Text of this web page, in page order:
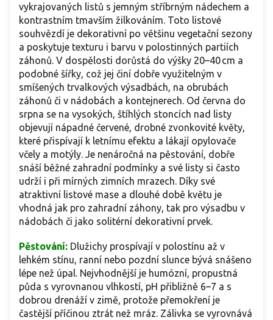
vykrajovaných listů s jemným stříbrným nádechem a
kontrastním tmavším žilkováním. Toto listové
souhvězdí je dekorativní po většinu vegetační sezony
a poskytuje texturu i barvu v polostinných partiích
záhonů. V dospělosti dorůstá do výšky 20–40 cm a
podobné šířky, což jej činí dobře využitelným v
smíšených trvalkových výsadbách, na obrubách
záhonů či v nádobách a kontejnerech. Od června do
srpna se na vysokých, štíhlých stoncích nad listy
objevují nápadné červené, drobné zvonkovité květy,
které přispívají k letnímu efektu a lákají opylovače
včely a motýly. Je nenáročná na pěstování, dobře
snáší běžné zahradní podmínky a své listy si často
udrží i při mírných zimních mrazech. Díky své
atraktivní listové mase a dlouhé době květu je
vhodná jak pro zahradní záhony, tak pro výsadbu v
nádobách či jako solitérní dekorativní prvek.
Pěstování: Dlužichy prospívají v polostínu až v
lehkém stínu, ranní nebo pozdní slunce bývá snášeno
lépe než úpal. Nejvhodnější je humózní, propustná
půda s vyrovnanou vlhkostí, pH přibližně 6–7 a s
dobrou drenáží v zimě, protože přemokření je
častější příčinou ztrát než mráz. Zálivka se vyrovnává